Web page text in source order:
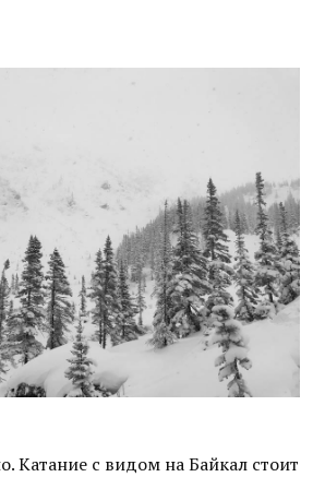
Катание с видом на Байкал стоит